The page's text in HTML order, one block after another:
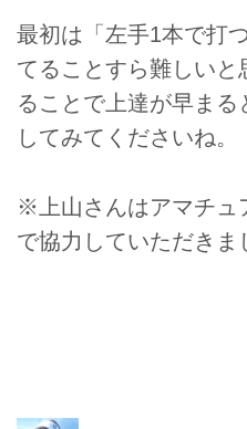
最初は「左手1本で打
てることすら難しい
ることで上達が早ま
してみてくださいね。
※上山さんはアマチュ
で協力していただきま